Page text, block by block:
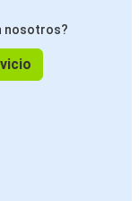
nosotros?